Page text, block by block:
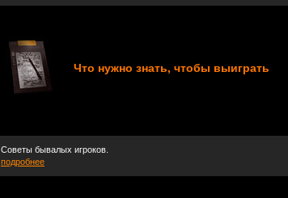
Что нужно знать, чтобы выиграть
Cоветы бывалых игроков.
подробнее